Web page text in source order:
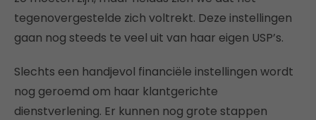
tegenovergestelde zich voltrekt. Deze instellingen
gaan nog steeds te veel uit van haar eigen USP’s.
Slechts een handjevol financiële instellingen wordt
nog geroemd om haar klantgerichte
dienstverlening. Er kunnen nog grote stappen